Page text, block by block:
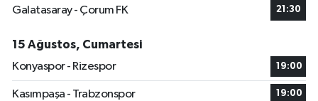
Galatasaray - Çorum FK 21:30
15 Ağustos, Cumartesi
Konyaspor - Rizespor
19:00
Kasımpaşa - Trabzonspor 19:00